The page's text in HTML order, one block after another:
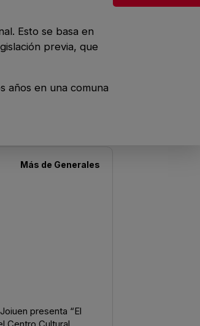
Esto se basa en
previa, que
años en una comuna
Más de Generales
presenta “El